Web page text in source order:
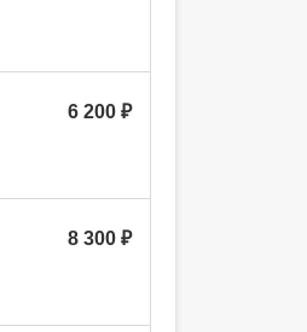
6 200 ₽
8 300 ₽